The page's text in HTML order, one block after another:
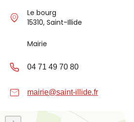
Le bourg
15310, Saint-Illide
Mairie
04 71 49 70 80
mairie@saint-illide.fr